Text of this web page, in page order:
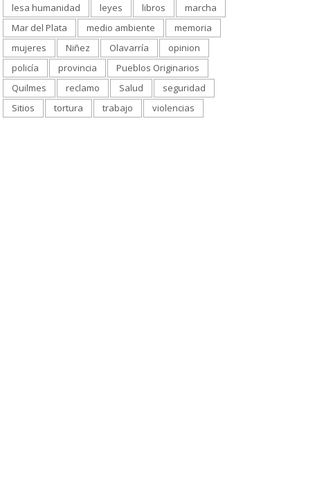
lesa humanidad
leyes libros
marcha
Mar del Plata
medio ambiente
memoria
mujeres
Niñez Olavarría
opinion
policía
provincia
Pueblos Originarios
Quilmes
reclamo Salud
seguridad
Sitios
tortura trabajo violencias